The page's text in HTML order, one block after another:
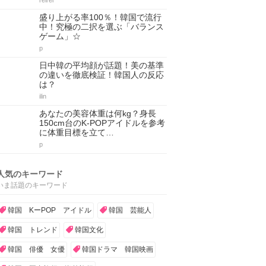
盛り上がる率100％！韓国で流行
中！究極の二択を選ぶ「バランス
ゲーム」☆
p
日中韓の平均顔が話題！美の基準
の違いを徹底検証！韓国人の反応
は？
ilin
あなたの美容体重は何kg？身長
150cm台のK-POPアイドルを参考
に体重目標を立て…
p
気のキーワード
ま話題のキーワード
韓国 KーPOP アイドル 韓国 芸能人
韓国 トレンド 韓国文化
韓国 俳優 女優 韓国ドラマ 韓国映画